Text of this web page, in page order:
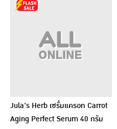
Jula's Herb เซรั่มแครอท Carrot
Aging Perfect Serum 40 กรัม